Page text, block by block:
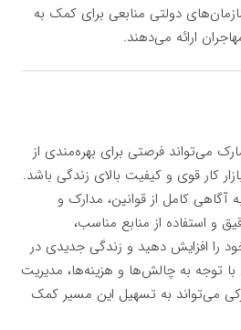
دولتی منابعی برای کمک به
ارائه می‌دهند.
می‌تواند فرصتی برای بهره‌مندی از
کار قوی و کیفیت بالای زندگی باشد.
آگاهی کامل از قوانین، مدارک و
و استفاده از منابع مناسب،
را افزایش دهید و زندگی جدیدی در
با توجه به چالش‌ها و هزینه‌ها، مدیریت
می‌تواند به تسهیل این مسیر کمک